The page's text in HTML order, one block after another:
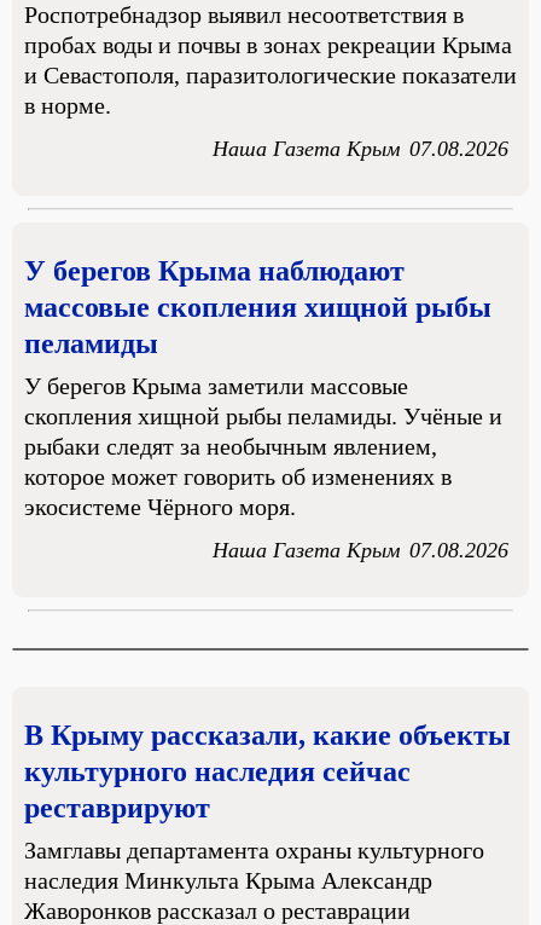
Роспотребнадзор выявил несоответствия в
пробах воды и почвы в зонах рекреации Крыма
и Севастополя, паразитологические показатели
в норме.
Наша Газета Крым 07.08.2026
У берегов Крыма наблюдают
массовые скопления хищной рыбы
пеламиды
У берегов Крыма заметили массовые
скопления хищной рыбы пеламиды. Учёные и
рыбаки следят за необычным явлением,
которое может говорить об изменениях в
экосистеме Чёрного моря.
Наша Газета Крым 07.08.2026
В Крыму рассказали, какие объекты
культурного наследия сейчас
реставрируют
Замглавы департамента охраны культурного
наследия Минкульта Крыма Александр
Жаворонков рассказал о реставрации